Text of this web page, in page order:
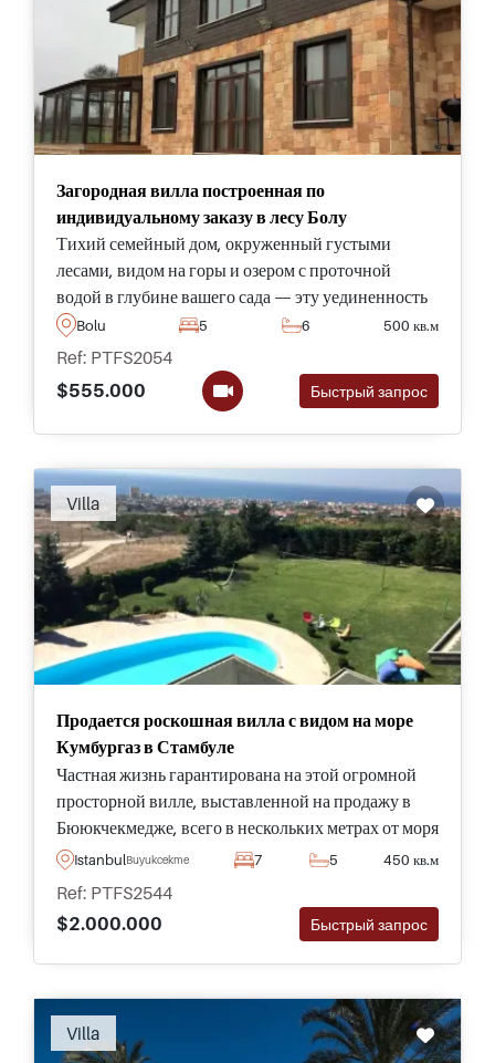
Загородная вилла построенная по
индивидуальному заказу в лесу Болу
Тихий семейный дом, окруженный густыми
лесами, видом на горы и озером с проточной
водой в глубине вашего сада — эту уединенность
и естественную обстановку можно найти только в
одном месте: Болу в Турции.
Bolu 5 6 500 кв.м
Ref: PTFS2054
$555.000
Быстрый запрос
Villa
Продается роскошная вилла с видом на море
Кумбургаз в Стамбуле
Частная жизнь гарантирована на этой огромной
просторной вилле, выставленной на продажу в
Бююкчекмедже, всего в нескольких метрах от моря
с потрясающим видом на океан и за его пределы –
это дом для тех, кто ищет самое лучшее в
IstanbulBuyukcekmece 7 5 450 кв.м
Ref: PTFS2544
$2.000.000
Быстрый запрос
Villa